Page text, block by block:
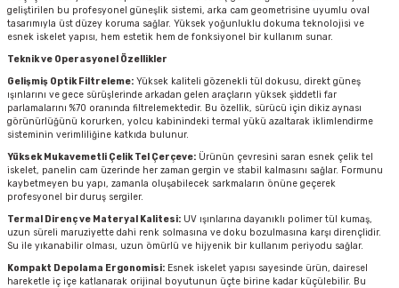
geliştirilen bu profesyonel güneşlik sistemi, arka cam geometrisine uyumlu oval
tasarımıyla üst düzey koruma sağlar. Yüksek yoğunluklu dokuma teknolojisi ve
esnek iskelet yapısı, hem estetik hem de fonksiyonel bir kullanım sunar.
Teknik ve Operasyonel Özellikler
Gelişmiş Optik Filtreleme: Yüksek kaliteli gözenekli tül dokusu, direkt güneş
ışınlarını ve gece sürüşlerinde arkadan gelen araçların yüksek şiddetli far
parlamalarını %70 oranında filtrelemektedir. Bu özellik, sürücü için dikiz aynası
görünürlüğünü korurken, yolcu kabinindeki termal yükü azaltarak iklimlendirme
sisteminin verimliliğine katkıda bulunur.
Yüksek Mukavemetli Çelik Tel Çerçeve: Ürünün çevresini saran esnek çelik tel
iskelet, panelin cam üzerinde her zaman gergin ve stabil kalmasını sağlar. Formunu
kaybetmeyen bu yapı, zamanla oluşabilecek sarkmaların önüne geçerek
profesyonel bir duruş sergiler.
Termal Direnç ve Materyal Kalitesi: UV ışınlarına dayanıklı polimer tül kumaş,
uzun süreli maruziyette dahi renk solmasına ve doku bozulmasına karşı dirençlidir.
Su ile yıkanabilir olması, uzun ömürlü ve hijyenik bir kullanım periyodu sağlar.
Kompakt Depolama Ergonomisi: Esnek iskelet yapısı sayesinde ürün, dairesel
hareketle iç içe katlanarak orijinal boyutunun üçte birine kadar küçülebilir. Bu